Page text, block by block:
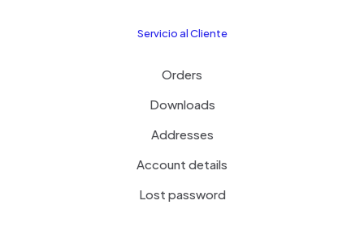
Servicio al Cliente
Orders
Downloads
Addresses
Account details
Lost password